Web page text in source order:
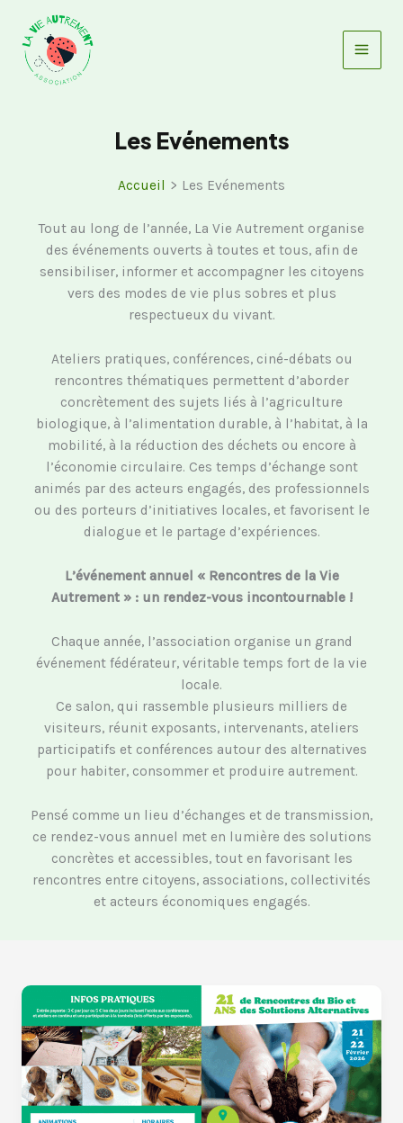
contenu
Les Evénements
Accueil Les Evénements
Tout au long de l’année, La Vie Autrement organise
des événements ouverts à toutes et tous, afin de
sensibiliser, informer et accompagner les citoyens
vers des modes de vie plus sobres et plus
respectueux du vivant.
Ateliers pratiques, conférences, ciné-débats ou
rencontres thématiques permettent d’aborder
concrètement des sujets liés à l’agriculture
biologique, à l’alimentation durable, à l’habitat, à la
mobilité, à la réduction des déchets ou encore à
l’économie circulaire. Ces temps d’échange sont
animés par des acteurs engagés, des professionnels
ou des porteurs d’initiatives locales, et favorisent le
dialogue et le partage d’expériences.
L’événement annuel « Rencontres de la Vie
Autrement » : un rendez-vous incontournable !
Chaque année, l’association organise un grand
événement fédérateur, véritable temps fort de la vie
locale.
Ce salon, qui rassemble plusieurs milliers de
visiteurs, réunit exposants, intervenants, ateliers
participatifs et conférences autour des alternatives
pour habiter, consommer et produire autrement.
Pensé comme un lieu d’échanges et de transmission,
ce rendez-vous annuel met en lumière des solutions
concrètes et accessibles, tout en favorisant les
rencontres entre citoyens, associations, collectivités
et acteurs économiques engagés.